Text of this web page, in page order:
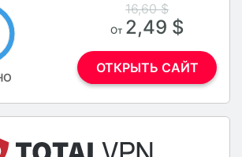
16,60 $
От 2,49 $
ОТКРЫТЬ САЙТ